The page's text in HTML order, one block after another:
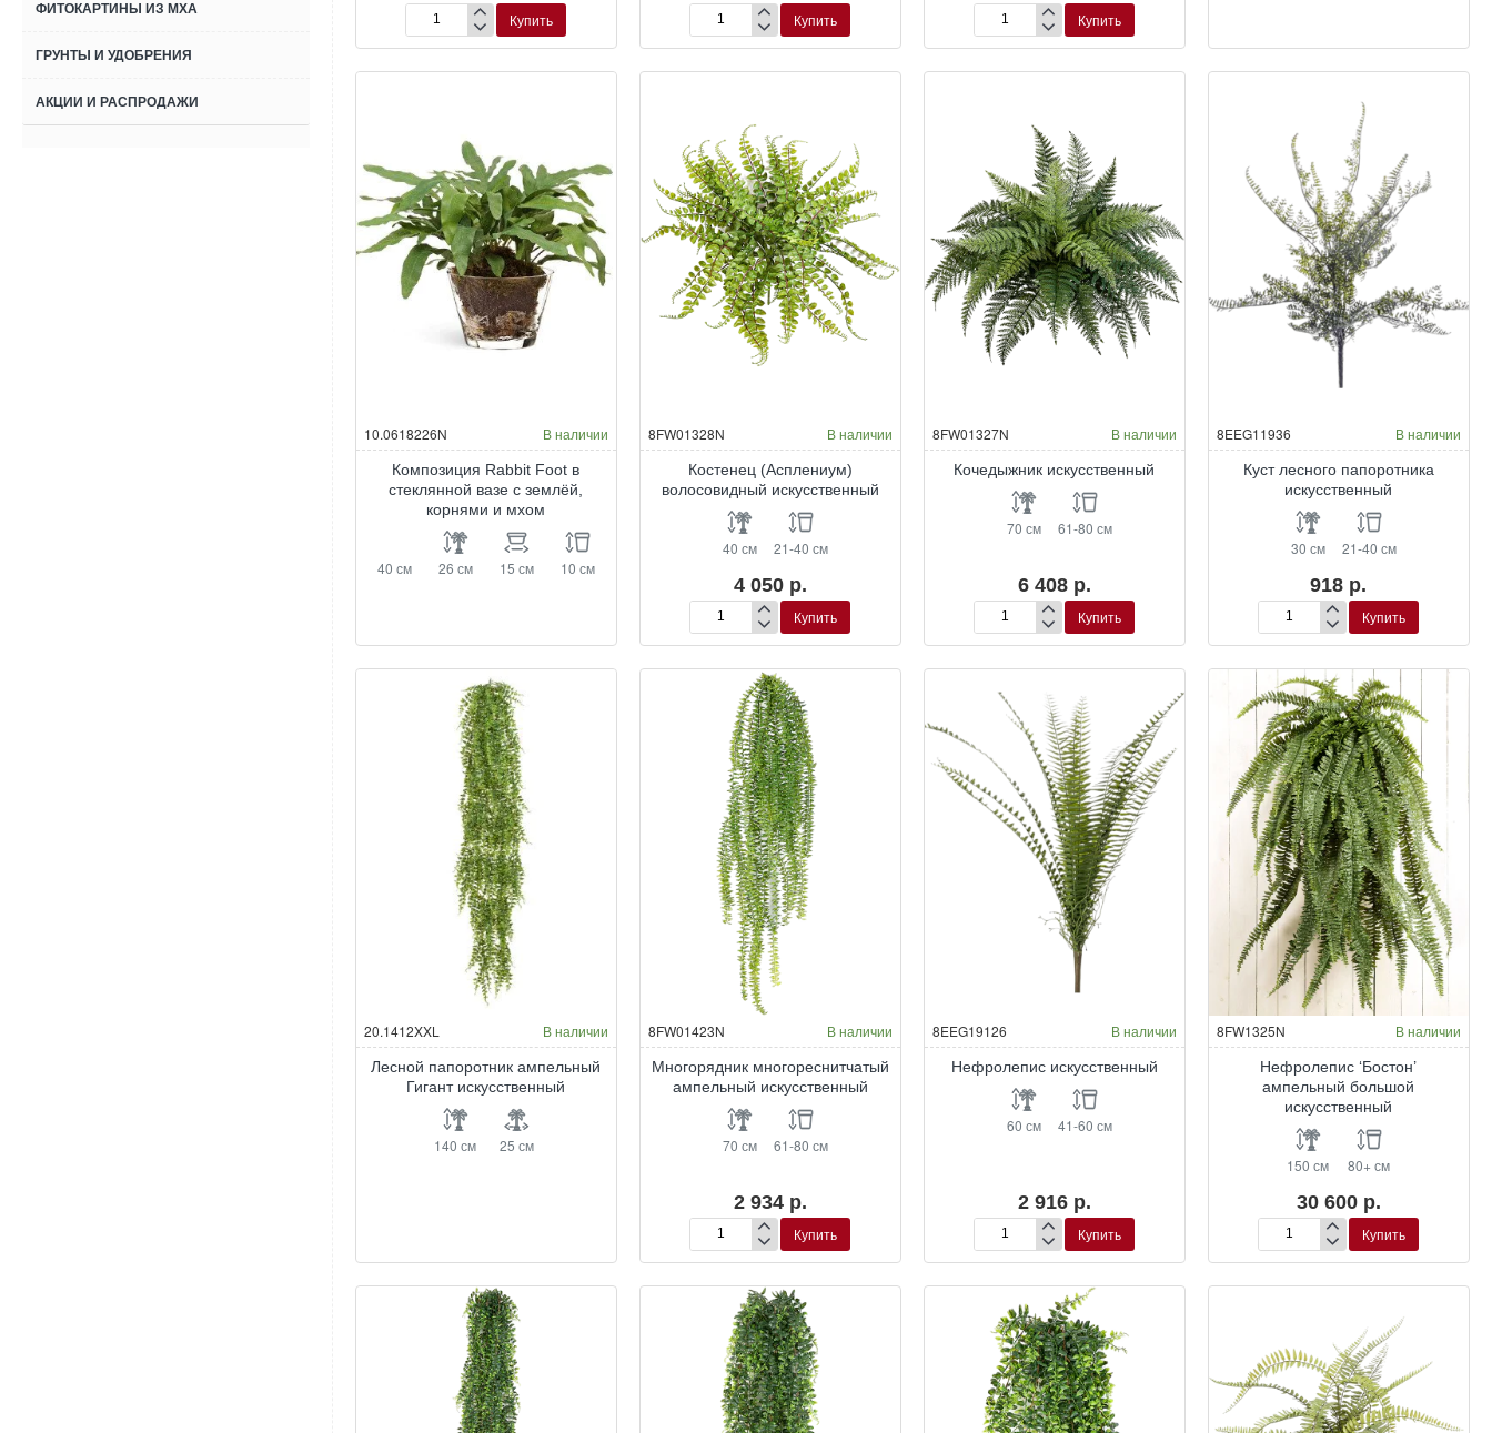
ФИТОКАРТИНЫ ИЗ МХА
ГРУНТЫ И УДОБРЕНИЯ
АКЦИИ И РАСПРОДАЖИ
Вудвардия
искусственная
Купить
Даваллия
ампельная
искусственная
Купить
Даваллия
ампельная
искусственная
Купить
10.0618226N В наличии
Композиция Rabbit Foot в
стеклянной вазе с землёй,
корнями и мхом
40 см 26 см 15 см 10 см
8FW01328N В наличии
Костенец (Асплениум)
волосовидный искусственный
40 см 21-40 см
4 050 р.
Костенец
(Асплениум)
волосовидный
искусственный
Купить
8FW01327N В наличии
Кочедыжник искусственный
70 см 61-80 см
6 408 р.
Кочедыжник
искусственный
Купить
8EEG11936 В наличии
Куст лесного папоротника
искусственный
30 см 21-40 см
918 р.
лесного
папоротника
искусственный
Купить
20.1412XXL В наличии
Лесной папоротник ампельный
Гигант искусственный
140 см 25 см
8FW01423N В наличии
Многорядник многореснитчатый
ампельный искусственный
70 см 61-80 см
2 934 р.
Многорядник
многореснитчатый
ампельный
искусственный
Купить
8EEG19126 В наличии
Нефролепис искусственный
60 см 41-60 см
2 916 р.
Нефролепис
искусственный
Купить
8FW1325N В наличии
Нефролепис ‘Бостон’
ампельный большой
искусственный
150 см 80+ см
30 600 р.
Нефролепис
‘Бостон’
ампельный
Купить